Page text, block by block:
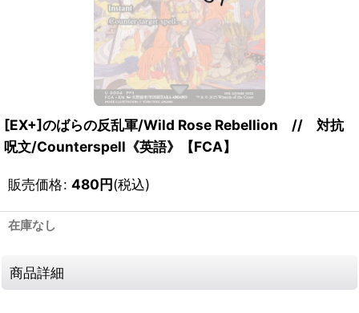
[EX+]のばらの反乱軍/Wild Rose Rebellion // 対抗
呪文/Counterspell《英語》【FCA】
販売価格: 480円(税込)
在庫なし
商品詳細